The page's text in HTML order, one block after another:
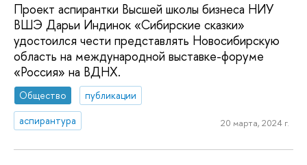
Проект аспирантки Высшей школы бизнеса НИУ
ВШЭ Дарьи Индинок «Сибирские сказки»
удостоился чести представлять Новосибирскую
область на международной выставке-форуме
«Россия» на ВДНХ.
Общество
публикации
аспирантура
20 марта, 2024 г.